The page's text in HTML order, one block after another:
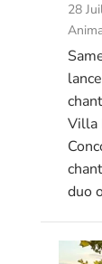
28
Villa
duo